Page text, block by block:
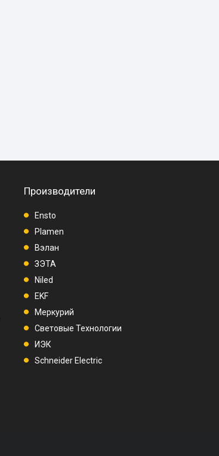
Производители
Ensto
Plamen
Вэлан
ЗЭТА
Niled
EKF
Меркурий
Световые Технологии
ИЭК
Schneider Electric